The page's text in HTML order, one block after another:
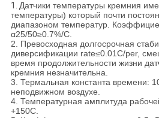
1. Датчики температуры кремния
температуры) который почти
диапазоном температур.
α25/50≥0.7%/C.
2. Превосходная долгосрочная
диверсификации rate≤0.01C/per,
время продолжительности жизни
кремния незначительна.
3. Термальная константа времени:
неподвижном воздухе.
4. Температурная амплитуда
+150C.